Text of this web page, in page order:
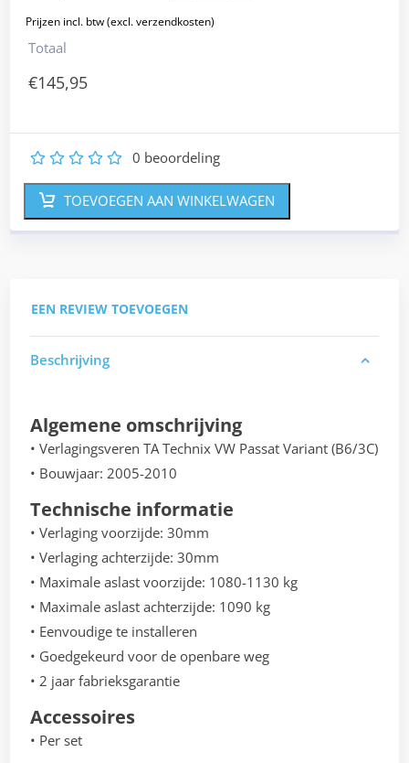
Totaal
€145,95
5
4
3
2 0 beoordeling
TOEVOEGEN AAN WINKELWAGEN
EEN REVIEW TOEVOEGEN
Beschrijving
Algemene omschrijving
• Verlagingsveren TA Technix VW Passat Variant (B6/3C)
• Bouwjaar: 2005-2010
Technische informatie
• Verlaging voorzijde: 30mm
• Verlaging achterzijde: 30mm
• Maximale aslast voorzijde: 1080-1130 kg
• Maximale aslast achterzijde: 1090 kg
• Eenvoudige te installeren
• Goedgekeurd voor de openbare weg
• 2 jaar fabrieksgarantie
Accessoires
• Per set